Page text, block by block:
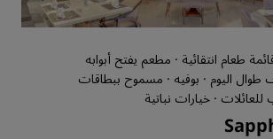
طعام انتقائية · مطعم يفتح أبوابه
طوال اليوم · بوفيه · مسموح ببطاقات
· خيارات نباتية